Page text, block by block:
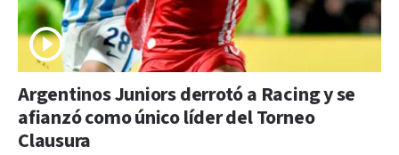
Argentinos Juniors derrotó a Racing y se
afianzó como único líder del Torneo
Clausura